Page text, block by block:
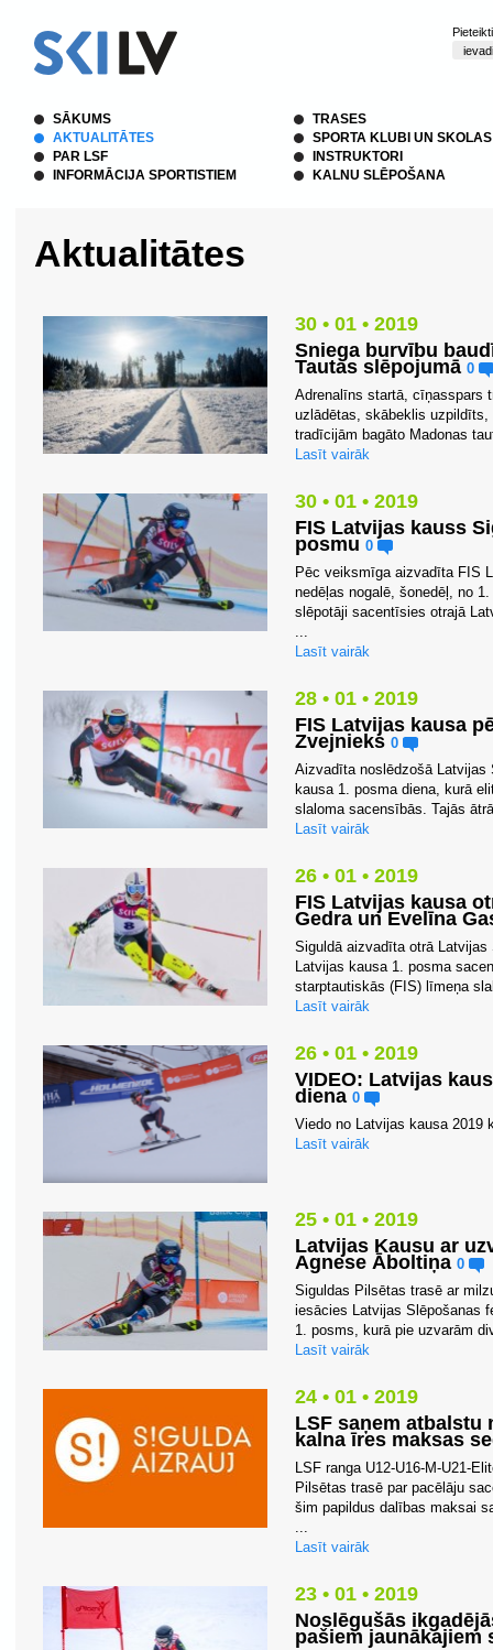
SĀKUMS
AKTUALITĀTES
PAR LSF
INFORMĀCIJA SPORTISTIEM
TRASES
SPORTA KLUBI UN SKOLAS
INSTRUKTORI
KALNU SLĒPOŠANA
Aktualitātes
30 • 01 • 2019
Sniega burvību
Tautas slēpojumā 0
Adrenalīns startā, cīņasspars
uzlādētas, skābeklis
tradīcijām bagāto Madonas
Lasīt vairāk
30 • 01 • 2019
FIS Latvijas kauss
posmu 0
Pēc veiksmīga aizvadīta FIS
nedēļas nogalē, šonedēļ, no
slēpotāji sacentīsies otrajā
...
Lasīt vairāk
28 • 01 • 2019
FIS Latvijas kausa
Zvejnieks 0
Aizvadīta noslēdzošā Latvijas
kausa 1. posma diena, kurā
slaloma sacensībās. Tajās
Lasīt vairāk
26 • 01 • 2019
FIS Latvijas kausa
Gedra un Evelīna
Siguldā aizvadīta otrā
Latvijas kausa 1. posma
starptautiskās (FIS) līmeņa
Lasīt vairāk
26 • 01 • 2019
VIDEO: Latvijas
diena 0
Viedo no Latvijas kausa 2019
Lasīt vairāk
25 • 01 • 2019
Latvijas Kausu ar
Agnese Āboltiņa 0
Siguldas Pilsētas trasē ar
iesācies Latvijas Slēpošanas
1. posms, kurā pie uzvarām
Lasīt vairāk
24 • 01 • 2019
LSF saņem atbalstu
kalna īres maksas
LSF ranga U12-U16-M-U21-
Pilsētas trasē par pacēlāju
šim papildus dalības maksai
...
Lasīt vairāk
23 • 01 • 2019
Noslēgušās
pašiem jaunākajiem